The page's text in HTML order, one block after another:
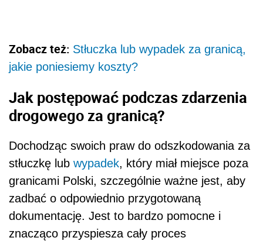
Zobacz też: Stłuczka lub wypadek za granicą,
jakie poniesiemy koszty?
Jak postępować podczas zdarzenia
drogowego za granicą?
Dochodząc swoich praw do odszkodowania za
stłuczkę lub wypadek, który miał miejsce poza
granicami Polski, szczególnie ważne jest, aby
zadbać o odpowiednio przygotowaną
dokumentację. Jest to bardzo pomocne i
znacząco przyspiesza cały proces